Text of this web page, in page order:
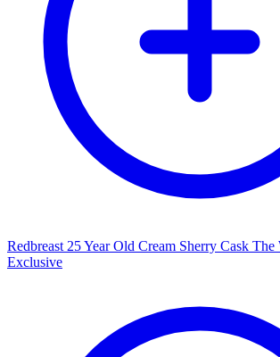
Redbreast 25 Year Old Cream Sherry Cask
Exclusive